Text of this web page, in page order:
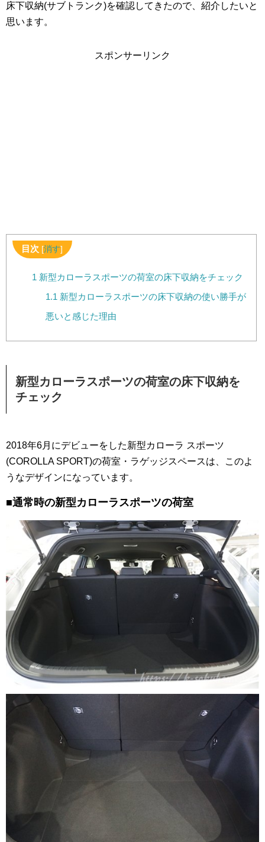
床下収納(サブトランク)を確認してきたので、紹介したいと
思います。
スポンサーリンク
目次 [消す]
1 新型カローラスポーツの荷室の床下収納をチェック
1.1 新型カローラスポーツの床下収納の使い勝手が
悪いと感じた理由
新型カローラスポーツの荷室の床下収納を
チェック
2018年6月にデビューをした新型カローラ スポーツ
(COROLLA SPORT)の荷室・ラゲッジスペースは、このよ
うなデザインになっています。
■通常時の新型カローラスポーツの荷室